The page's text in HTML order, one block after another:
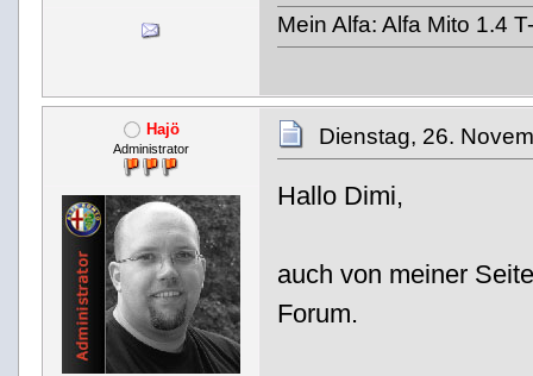
Mein Alfa: Alfa Mito 1.4
Hajö
Administrator Dienstag, 26.
Hallo Dimi,
auch von meiner
Forum.